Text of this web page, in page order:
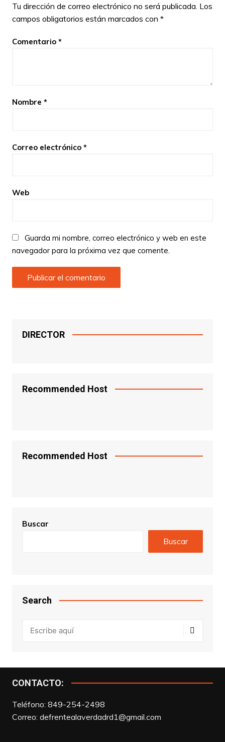
Tu dirección de correo electrónico no será publicada. Los
campos obligatorios están marcados con *
Comentario *
Nombre *
Correo electrónico *
Web
Guarda mi nombre, correo electrónico y web en este
navegador para la próxima vez que comente.
DIRECTOR
Recommended Host
Recommended Host
Buscar
Buscar
Search
CONTACTO:
Teléfono: 849-254-2498
Correo: defrentealaverdadrd1@gmail.com